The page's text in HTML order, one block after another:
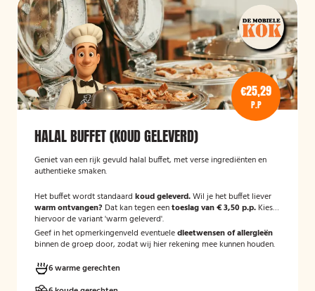
€25,29
P.P
HALAL BUFFET (KOUD GELEVERD)
Geniet van een rijk gevuld halal buffet, met verse ingrediënten en
authentieke smaken.
Het buffet wordt standaard koud geleverd.Wil je het buffet liever
warm ontvangen? Dat kan tegen eentoeslag van € 3,50 p.p. Kies
hiervoor de variant 'warm geleverd'.
Geef in het opmerkingenveld eventueledieetwensen of allergieën
binnen de groep door, zodat wij hier rekening mee kunnen houden.
6 warme gerechten